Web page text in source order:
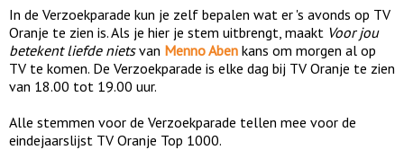
In de Verzoekparade kun je zelf bepalen wat er 's avonds op TV
Oranje te zien is. Als je hier je stem uitbrengt, maakt Voor jou
betekent liefde nietsvan Menno Aben kans om morgen al op
TV te komen. De Verzoekparade is elke dag bij TV Oranje te zien
van 18.00 tot 19.00 uur.
Alle stemmen voor de Verzoekparade tellen mee voor de
eindejaarslijst TV Oranje Top 1000.